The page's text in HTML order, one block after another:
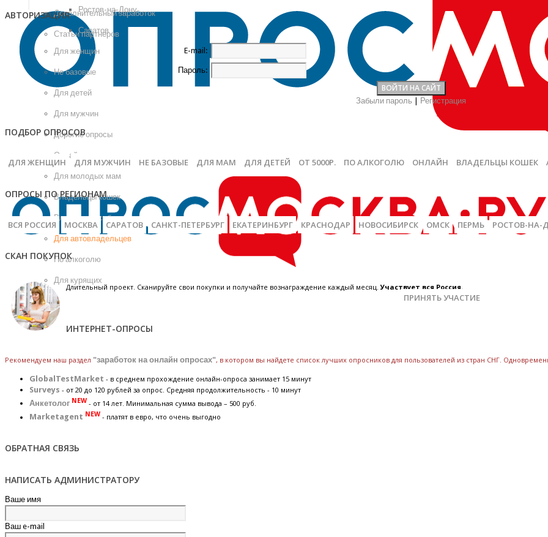
Ростов-на-Дону
Саратов
Для женщин
Не базовые
Для детей
Для мужчин
Дорогие опросы
Онлайн
Для молодых мам
Владельцы кошек
Владельцы собак
Для автовладельцев
По алкоголю
Для курящих
Дополнительный заработок
Статьи партнеров
АВТОРИЗАЦИЯ
E-mail:
Пароль:
Забыли пароль Регистрация
ПОДБОР ОПРОСОВ
ДЛЯ ЖЕНЩИН ДЛЯ МУЖЧИН НЕ БАЗОВЫЕ ДЛЯ МАМ ДЛЯ ДЕТЕЙ ОТ 5000Р. ПО АЛКОГОЛЮ ОНЛАЙН ВЛАДЕЛЬЦЫ КОШЕК
ОПРОСЫ ПО РЕГИОНАМ
ВСЯ РОССИЯ МОСКВА САРАТОВ САНКТ-ПЕТЕРБУРГ ЕКАТЕРИНБУРГ КРАСНОДАР НОВОСИБИРСК ОМСК ПЕРМЬ РОСТОВ-НА-
СКАН ПОКУПОК
Длительный проект. Сканируйте свои покупки и получайте вознаграждение каждый месяц.Участвует вся Россия.
ПРИНЯТЬ УЧАСТИЕ
ИНТЕРНЕТ-ОПРОСЫ
Рекомендуем наш раздел "заработок на онлайн опросах", в котором вы найдете список лучших опросников для пользователей из стран СНГ.
GlobalTestMarket - в среднем прохождение онлайн-опроса занимает 15 минут
Surveys - от 20 до 120 рублей за опрос. Средняя продолжительность - 10 минут
Анкетолог NEW - от 14 лет. Минимальная сумма вывода – 500 руб.
Marketagent NEW - платят в евро, что очень выгодно
ОБРАТНАЯ СВЯЗЬ
НАПИСАТЬ АДМИНИСТРАТОРУ
Ваше имя
Ваш e-mail